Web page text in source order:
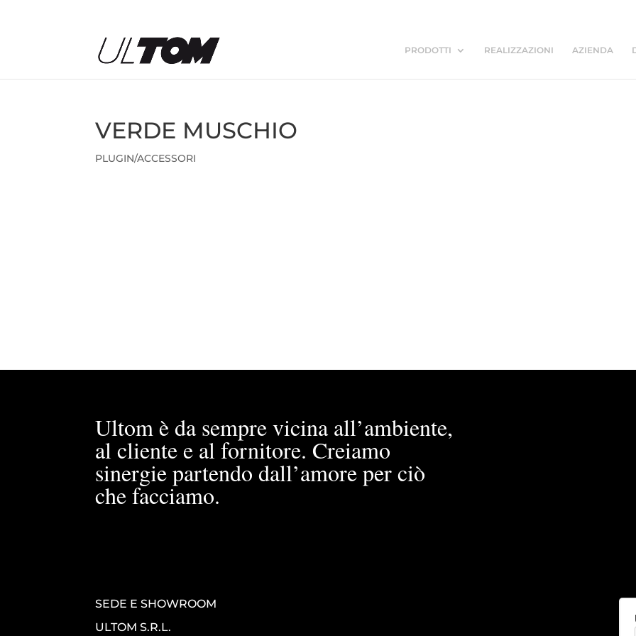
PRODOTTI REALIZZAZIONI AZIENDA
VERDE MUSCHIO
PLUGIN/ACCESSORI
Ultom è da sempre vicina all’ambiente,
al cliente e al fornitore. Creiamo
sinergie partendo dall’amore per ciò
che facciamo.
SEDE E SHOWROOM
ULTOM S.R.L.